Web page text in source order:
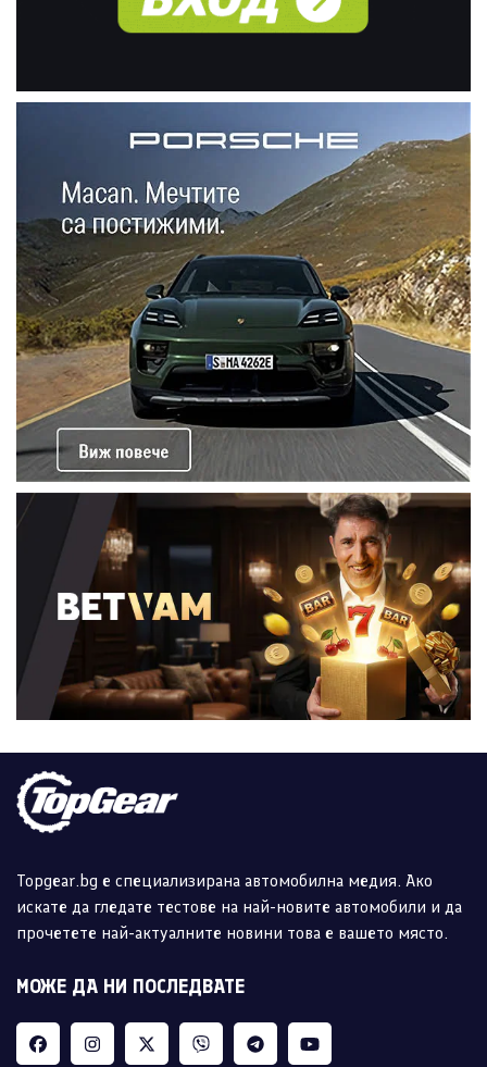
Topgear.bg е специализирана автомобилна медия. Ако
искате да гледате тестове на най-новите автомобили и да
прочетете най-актуалните новини това е вашето място.
МОЖЕ ДА НИ ПОСЛЕДВАТЕ